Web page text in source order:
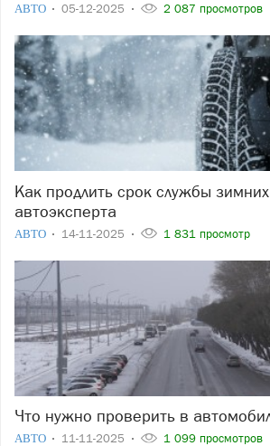
АВТО 05-12-2025 2 087 просмотров
Как продлить срок службы зимних шин: советы
автоэксперта
АВТО 14-11-2025 1 831 просмотр
Что нужно проверить в
АВТО 11-11-2025 1 099 просмотров